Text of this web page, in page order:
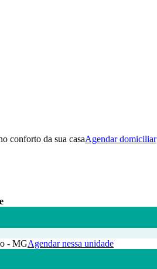
conforto da sua casaAgendar domiciliar
- MGAgendar nessa unidade